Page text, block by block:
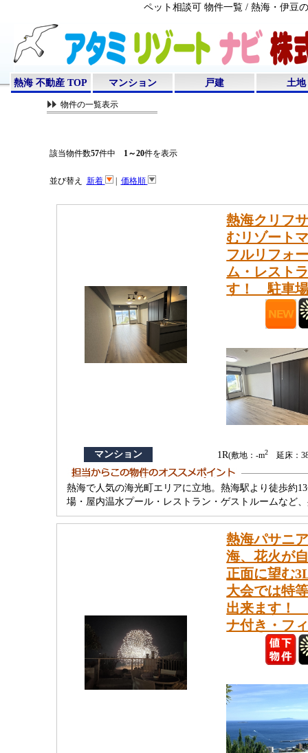
ペット相談可 物件一覧 / 熱海・伊豆
熱海 不動産 TOP マンション 戸建 土地
物件の一覧表示
該当物件数57件中 1～20件を表示
並び替え 新着 価格順
熱海クリフ
むリゾート
フルリフォ
ム・レスト
す！ 駐車場
マンション 1R(敷地：-m2 延床：
熱海で人気の海光町エリアに立地。熱海駅より徒歩
場・屋内温水プール・レストラン・ゲストルームなど
熱海パサニ
海、花火が
正面に望む
大会では特
出来ます！
ナ付き・フ